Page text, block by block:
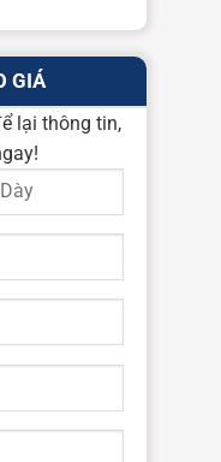
GIÁ
lại thông tin,